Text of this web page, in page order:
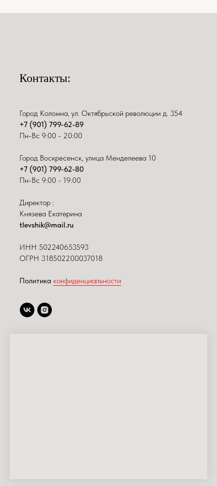
Контакты:
Город Коломна, ул. Октябрьской революции д. 354
+7 (901) 799-62-89
Пн-Вс 9:00 - 20:00
Город Воскресенск, улица Менделеева 10
+7 (901) 799-62-80
Пн-Вс 9:00 - 19:00
Директор :
Князева Екатерина
tlevshik@mail.ru
ИНН 502240653593
ОГРН 318502200037018
Политика конфиденциальности